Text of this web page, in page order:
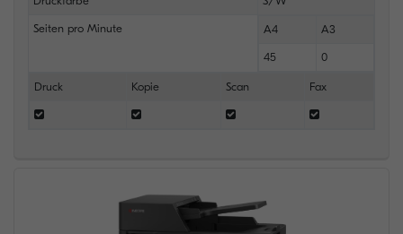
Seiten pro Minute A4 A3
45 0
Druck Kopie Scan Fax